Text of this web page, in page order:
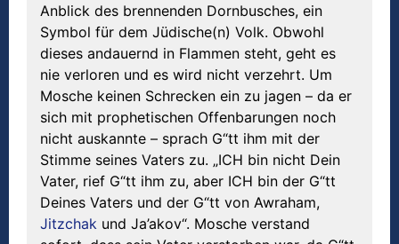
Anblick des brennenden Dornbusches, ein
Symbol für dem Jüdische(n) Volk. Obwohl
dieses andauernd in Flammen steht, geht es
nie verloren und es wird nicht verzehrt. Um
Mosche keinen Schrecken ein zu jagen – da er
sich mit prophetischen Offenbarungen noch
nicht auskannte – sprach G“tt ihm mit der
Stimme seines Vaters zu. „ICH bin nicht Dein
Vater, rief G“tt ihm zu, aber ICH bin der G“tt
Deines Vaters und der G“tt von Awraham,
Jitzchak und Ja’akov“. Mosche verstand